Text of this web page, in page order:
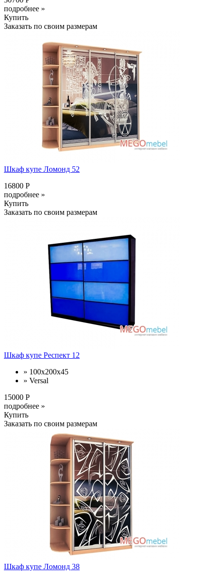
подробнее »
Купить
Заказать по своим размерам
Шкаф купе Ломонд 52
16800 Р
подробнее »
Купить
Заказать по своим размерам
Шкаф купе Респект 12
» 100x200x45
» Versal
15000 Р
подробнее »
Купить
Заказать по своим размерам
Шкаф купе Ломонд 38